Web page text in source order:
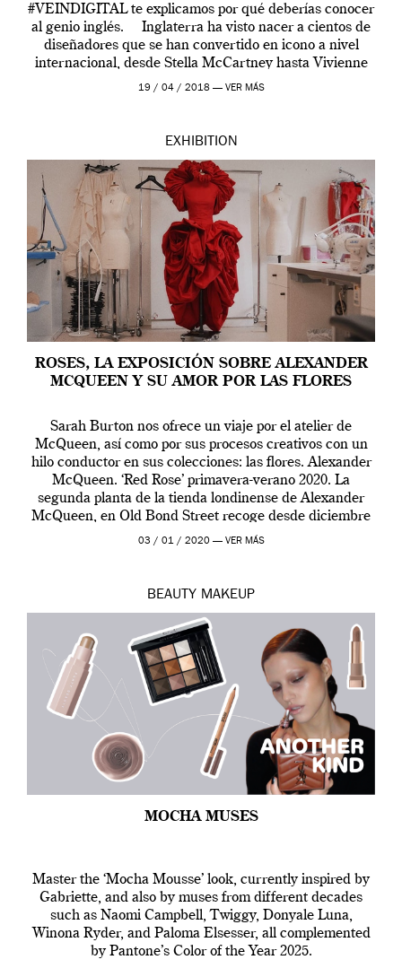
#VEINDIGITAL te explicamos por qué deberías conocer
al genio inglés. Inglaterra ha visto nacer a cientos de
diseñadores que se han convertido en icono a nivel
internacional, desde Stella McCartney hasta Vivienne
Westwood pasando […]
19 / 04 / 2018 — VER MÁS
EXHIBITION
ROSES, LA EXPOSICIÓN SOBRE ALEXANDER
MCQUEEN Y SU AMOR POR LAS FLORES
Sarah Burton nos ofrece un viaje por el atelier de
McQueen, así como por sus procesos creativos con un
hilo conductor en sus colecciones: las flores. Alexander
McQueen. ‘Red Rose’ primavera-verano 2020. La
segunda planta de la tienda londinense de Alexander
McQueen, en Old Bond Street recoge desde diciembre
de 2019 hasta final de abril […]
03 / 01 / 2020 — VER MÁS
BEAUTY MAKEUP
MOCHA MUSES
Master the ‘Mocha Mousse’ look, currently inspired by
Gabriette, and also by muses from different decades
such as Naomi Campbell, Twiggy, Donyale Luna,
Winona Ryder, and Paloma Elsesser, all complemented
by Pantone’s Color of the Year 2025.